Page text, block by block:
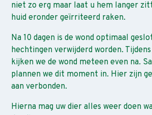
niet zo erg maar laat u hem langer
huid eronder geïrriteerd raken.
Na 10 dagen is de wond optimaal
hechtingen verwijderd worden.
kijken we de wond meteen even na.
plannen we dit moment in. Hier zijn
aan verbonden.
Hierna mag uw dier alles weer doen